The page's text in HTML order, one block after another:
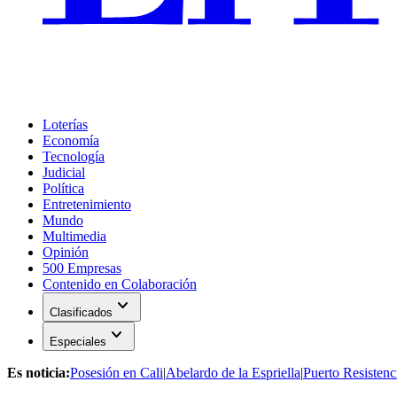
Loterías
Economía
Tecnología
Judicial
Política
Entretenimiento
Mundo
Multimedia
Opinión
500 Empresas
Contenido en Colaboración
Clasificados expand_more
Especiales expand_more
Es noticia:Posesión en Cali|Abelardo de la Espriella|Puerto